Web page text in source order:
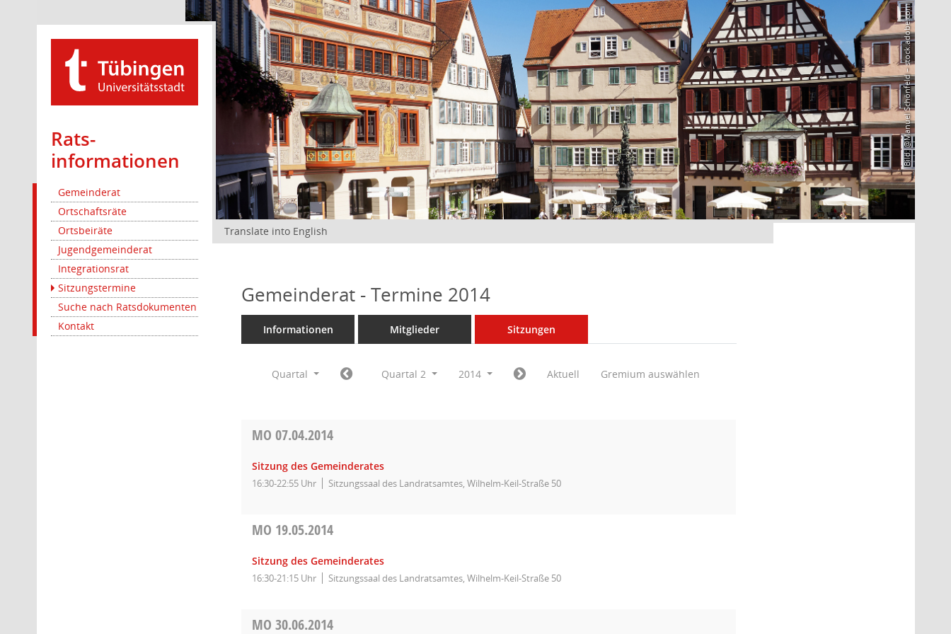
Rats­
informationen
Gemeinderat
Ortschaftsräte
Ortsbeiräte
Jugendgemeinderat
Integrationsrat
Sitzungstermine
Suche nach Ratsdokumenten
Kontakt
Bild: @Manuel Schönfeld – stock.adobe.com
Translate into English
Gemeinderat - Termine 2014
Informationen Mitglieder Sitzungen
Quartal Quartal 2 2014 Aktuell Gremium auswählen
MO07.04.2014
Sitzung des Gemeinderates
16:30-22:55 Uhr Sitzungssaal des Landratsamtes, Wilhelm-Keil-Straße 50
MO 19.05.2014
Sitzung des Gemeinderates
16:30-21:15 Uhr Sitzungssaal des Landratsamtes, Wilhelm-Keil-Straße 50
MO30.06.2014